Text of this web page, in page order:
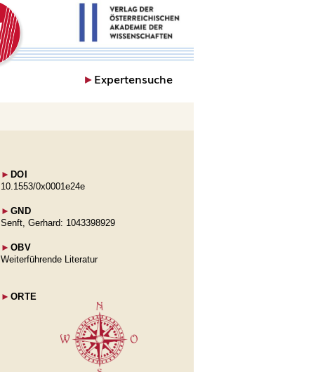
►Expertensuche
► DOI
10.1553/0x0001e24e
► GND
Senft, Gerhard: 1043398929
► OBV
Weiterführende Literatur
► ORTE